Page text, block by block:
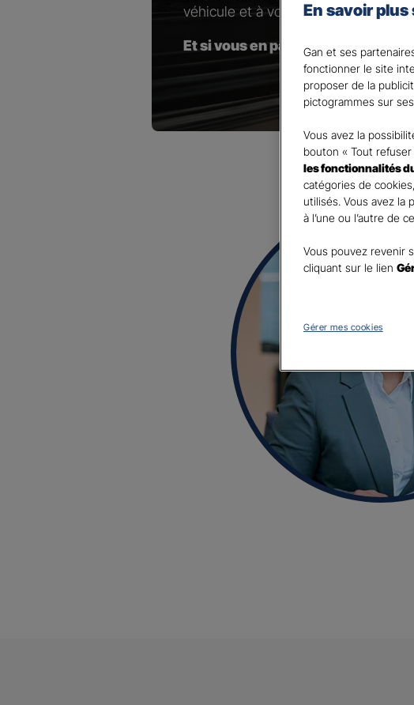
véhicule et à vos besoins.
Et si vous en parliez avec votre
En savoir
Gan et ses
fonctionner le site
proposer de la
pictogrammes sur
Vous avez la
bouton « Tout
les fonctionnalités
catégories de
utilisés. Vous avez la
à l’une ou l’autre de
Vous pouvez revenir
cliquant sur le lien
Gérer mes cookies